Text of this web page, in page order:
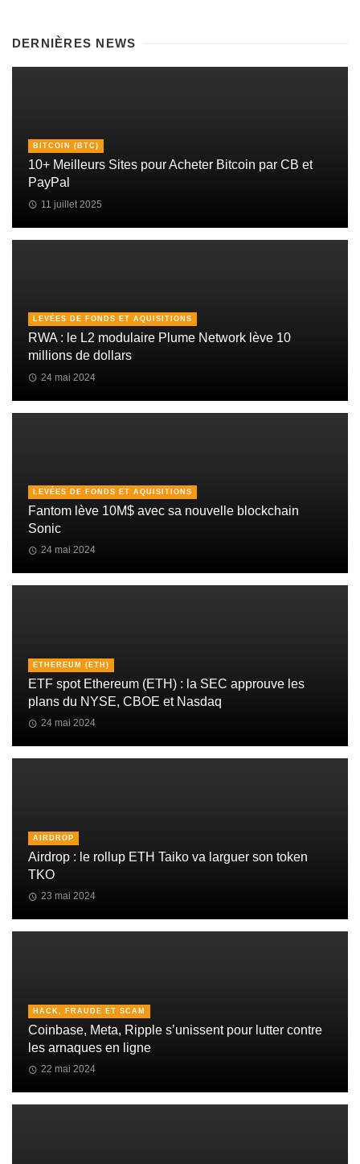
DERNIÈRES NEWS
BITCOIN (BTC)
10+ Meilleurs Sites pour Acheter Bitcoin par CB et
PayPal
11 juillet 2025
LEVÉES DE FONDS ET AQUISITIONS
RWA : le L2 modulaire Plume Network lève 10
millions de dollars
24 mai 2024
LEVÉES DE FONDS ET AQUISITIONS
Fantom lève 10M$ avec sa nouvelle blockchain
Sonic
24 mai 2024
ETHEREUM (ETH)
ETF spot Ethereum (ETH) : la SEC approuve les
plans du NYSE, CBOE et Nasdaq
24 mai 2024
AIRDROP
Airdrop : le rollup ETH Taiko va larguer son token
TKO
23 mai 2024
HACK, FRAUDE ET SCAM
Coinbase, Meta, Ripple s’unissent pour lutter contre
les arnaques en ligne
22 mai 2024